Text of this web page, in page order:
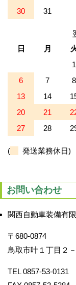
30
31
日
月
1
6
7 8
13
14
20
21
27
28
( 発送業務休日)
お問い合わせ
関西自動車装備有
〒680-0874
鳥取市叶１丁目２
TEL 0857-53-0131